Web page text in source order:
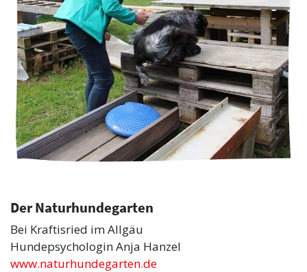
Der Naturhundegarten
Bei Kraftisried im Allgäu
Hundepsychologin Anja Hanzel
www.naturhundegarten.de